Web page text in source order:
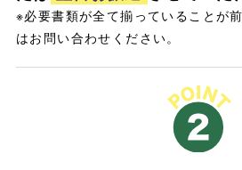
※必要書類が全て揃っていることが
はお問い合わせください。